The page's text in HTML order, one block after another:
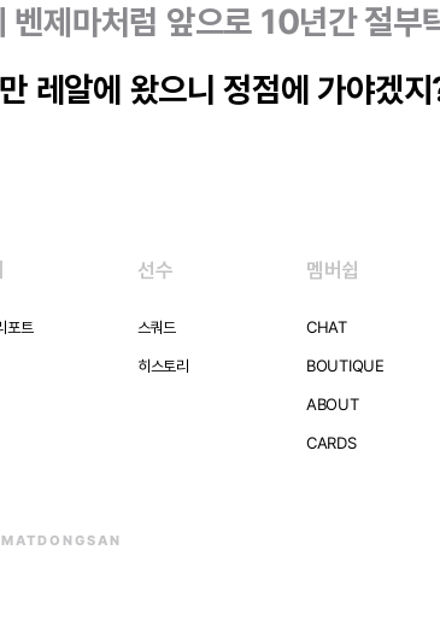
벤제마처럼 앞으로 10년간 절부
레알에 왔으니 정점에 가야겠
포트
선수
스쿼드
히스토리
멤버쉽
CHAT
BOUTIQUE
ABOUT
CARDS